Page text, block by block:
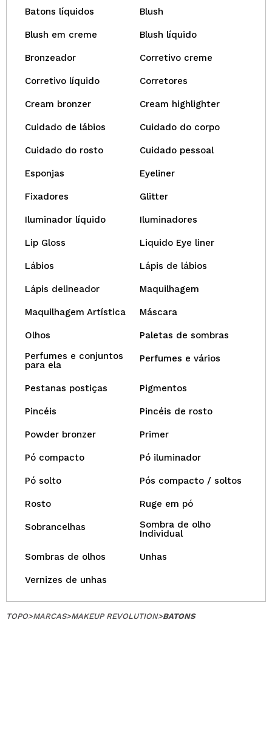
Batons líquidos Blush
Blush em creme Blush líquido
Bronzeador Corretivo creme
Corretivo líquido Corretores
Cream bronzer Cream highlighter
Cuidado de lábios Cuidado do corpo
Cuidado do rosto Cuidado pessoal
Esponjas Eyeliner
Fixadores Glitter
Iluminador líquido Iluminadores
Lip Gloss Liquido Eye liner
Lábios Lápis de lábios
Lápis delineador Maquilhagem
Maquilhagem Artística Máscara
Olhos
Paletas de sombras
Perfumes e conjuntos
para ela
Perfumes e vários
Pestanas postiças Pigmentos
Pincéis Pincéis de rosto
Powder bronzer Primer
Pó compacto Pó iluminador
Pó solto Pós compacto / soltos
Rosto Ruge em pó
Sobrancelhas
Sombra de olho
Individual
Sombras de olhos Unhas
Vernizes de unhas
TOPO>MARCAS>MAKEUP REVOLUTION>BATONS